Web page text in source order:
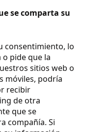
se comparta su
consentimiento, lo
pide que la
sitios web o
móviles, podría
recibir
de otra
que se
compañía. Si